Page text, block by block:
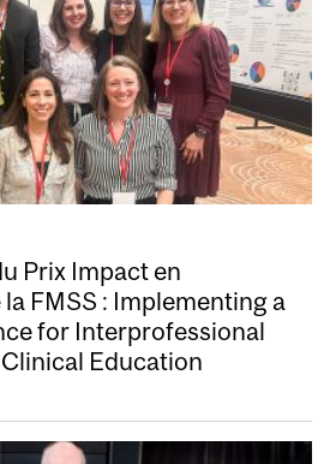
Prix Impact en
FMSS : Implementing a
for Interprofessional
Education